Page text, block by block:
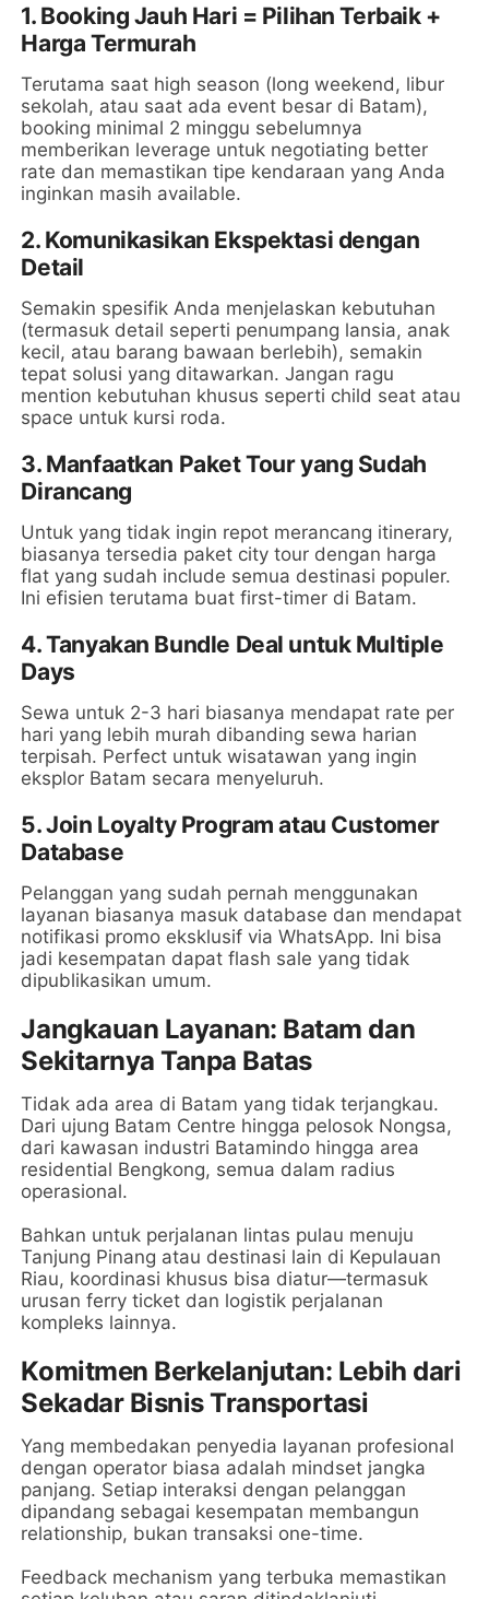
1. Booking Jauh Hari = Pilihan Terbaik +
Harga Termurah
Terutama saat high season (long weekend, libur
sekolah, atau saat ada event besar di Batam),
booking minimal 2 minggu sebelumnya
memberikan leverage untuk negotiating better
rate dan memastikan tipe kendaraan yang Anda
inginkan masih available.
2. Komunikasikan Ekspektasi dengan
Detail
Semakin spesifik Anda menjelaskan kebutuhan
(termasuk detail seperti penumpang lansia, anak
kecil, atau barang bawaan berlebih), semakin
tepat solusi yang ditawarkan. Jangan ragu
mention kebutuhan khusus seperti child seat atau
space untuk kursi roda.
3. Manfaatkan Paket Tour yang Sudah
Dirancang
Untuk yang tidak ingin repot merancang itinerary,
biasanya tersedia paket city tour dengan harga
flat yang sudah include semua destinasi populer.
Ini efisien terutama buat first-timer di Batam.
4. Tanyakan Bundle Deal untuk Multiple
Days
Sewa untuk 2-3 hari biasanya mendapat rate per
hari yang lebih murah dibanding sewa harian
terpisah. Perfect untuk wisatawan yang ingin
eksplor Batam secara menyeluruh.
5. Join Loyalty Program atau Customer
Database
Pelanggan yang sudah pernah menggunakan
layanan biasanya masuk database dan mendapat
notifikasi promo eksklusif via WhatsApp. Ini bisa
jadi kesempatan dapat flash sale yang tidak
dipublikasikan umum.
Jangkauan Layanan: Batam dan
Sekitarnya Tanpa Batas
Tidak ada area di Batam yang tidak terjangkau.
Dari ujung Batam Centre hingga pelosok Nongsa,
dari kawasan industri Batamindo hingga area
residential Bengkong, semua dalam radius
operasional.
Bahkan untuk perjalanan lintas pulau menuju
Tanjung Pinang atau destinasi lain di Kepulauan
Riau, koordinasi khusus bisa diatur—termasuk
urusan ferry ticket dan logistik perjalanan
kompleks lainnya.
Komitmen Berkelanjutan: Lebih dari
Sekadar Bisnis Transportasi
Yang membedakan penyedia layanan profesional
dengan operator biasa adalah mindset jangka
panjang. Setiap interaksi dengan pelanggan
dipandang sebagai kesempatan membangun
relationship, bukan transaksi one-time.
Feedback mechanism yang terbuka memastikan